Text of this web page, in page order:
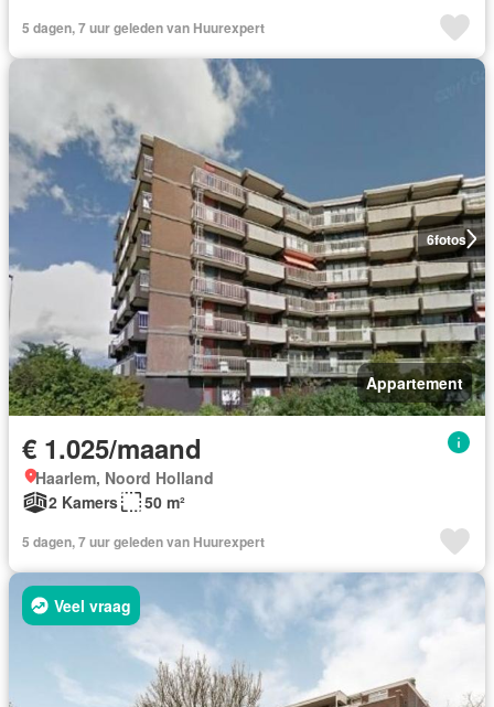
5 dagen, 7 uur geleden van Huurexpert
6fotos
Appartement
€ 1.025/maand
Haarlem, Noord Holland
2 Kamers
50 m²
5 dagen, 7 uur geleden van Huurexpert
Veel vraag